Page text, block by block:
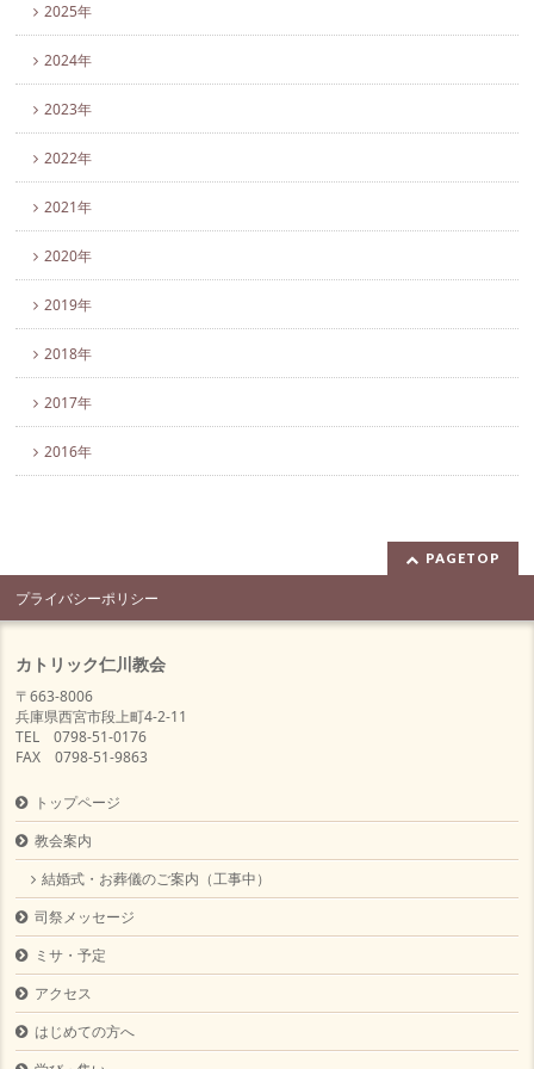
2025年
2024年
2023年
2022年
2021年
2020年
2019年
2018年
2017年
2016年
PAGETOP
プライバシーポリシー
カトリック仁川教会
〒663-8006
兵庫県西宮市段上町4-2-11
TEL 0798-51-0176
FAX 0798-51-9863
トップページ
教会案内
結婚式・お葬儀のご案内（工事中）
司祭メッセージ
ミサ・予定
アクセス
はじめての方へ